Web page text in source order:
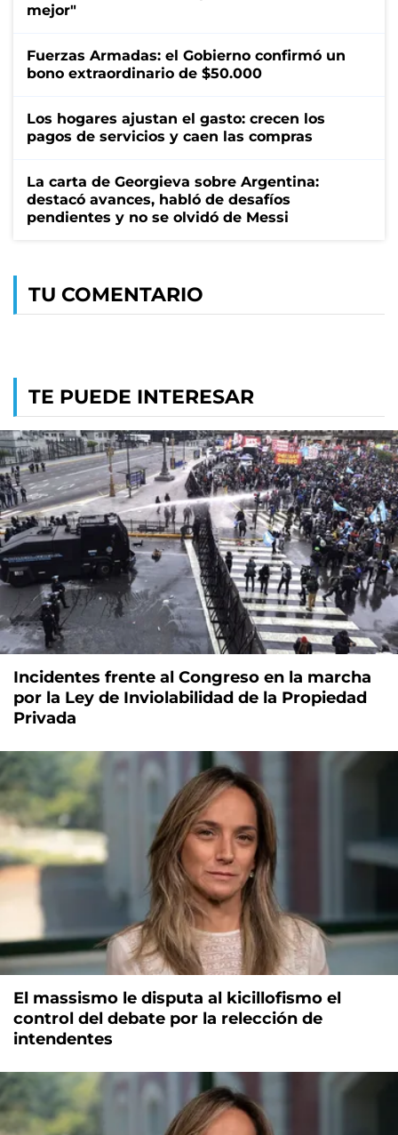
mejor"
Fuerzas Armadas: el Gobierno confirmó un
bono extraordinario de $50.000
Los hogares ajustan el gasto: crecen los
pagos de servicios y caen las compras
La carta de Georgieva sobre Argentina:
destacó avances, habló de desafíos
pendientes y no se olvidó de Messi
TU COMENTARIO
TE PUEDE INTERESAR
Incidentes frente al Congreso en la marcha
por la Ley de Inviolabilidad de la Propiedad
Privada
El massismo le disputa al kicillofismo el
control del debate por la relección de
intendentes